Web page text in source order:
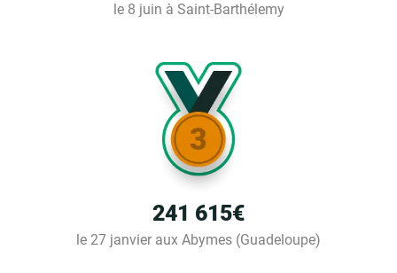
le 8 juin à Saint-Barthélemy
241 615€
le 27 janvier aux Abymes (Guadeloupe)